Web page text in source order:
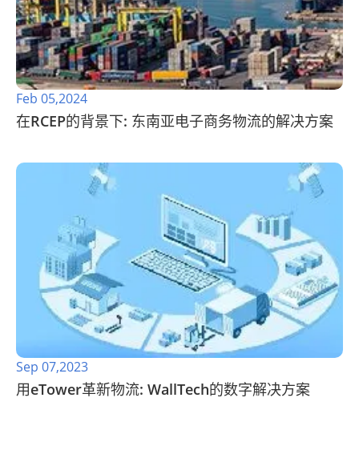
Feb 05,2024
在RCEP的背景下: 东南亚电子商务物流的解决方案
Sep 07,2023
用eTower革新物流: WallTech的数字解决方案